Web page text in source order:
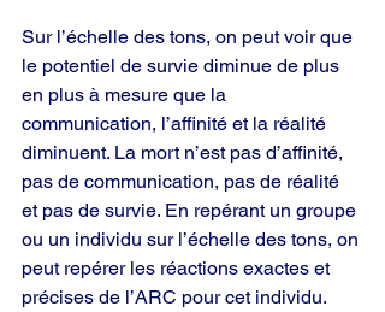
Sur l’échelle des tons, on peut voir que
le potentiel de survie diminue de plus
en plus à mesure que la
communication, l’affinité et la réalité
diminuent. La mort n’est pas d’affinité,
pas de communication, pas de réalité
et pas de survie. En repérant un groupe
ou un individu sur l’échelle des tons, on
peut repérer les réactions exactes et
précises de l’ARC pour cet individu.